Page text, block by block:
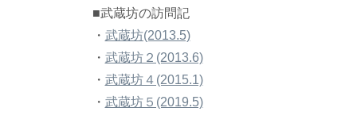
■武蔵坊の訪問記
・ 武蔵坊(2013.5)
・ 武蔵坊２(2013.6)
・ 武蔵坊４(2015.1)
・ 武蔵坊５(2019.5)